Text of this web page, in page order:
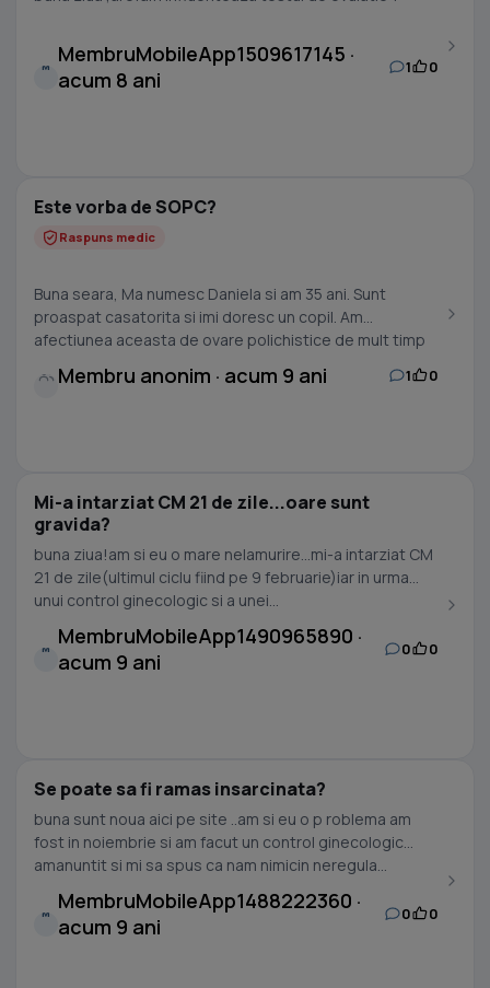
M
MembruMobileApp1509617145 ·
acum 8 ani
1 0
Este vorba de SOPC?
Raspuns medic
Buna seara, Ma numesc Daniela si am 35 ani. Sunt
proaspat casatorita si imi doresc un copil. Am
afectiunea aceasta de ovare polichistice de mult timp
Membru anonim · acum 9 ani 1 0
Mi-a intarziat CM 21 de zile...oare sunt
gravida?
buna ziua!am si eu o mare nelamurire...mi-a intarziat CM
21 de zile(ultimul ciclu fiind pe 9 februarie)iar in urma
unui control ginecologic si a unei...
M
MembruMobileApp1490965890 ·
acum 9 ani
0 0
Se poate sa fi ramas insarcinata?
buna sunt noua aici pe site ..am si eu o p roblema am
fost in noiembrie si am facut un control ginecologic
amanuntit si mi sa spus ca nam nimicin neregula...
M
MembruMobileApp1488222360 ·
acum 9 ani
0 0